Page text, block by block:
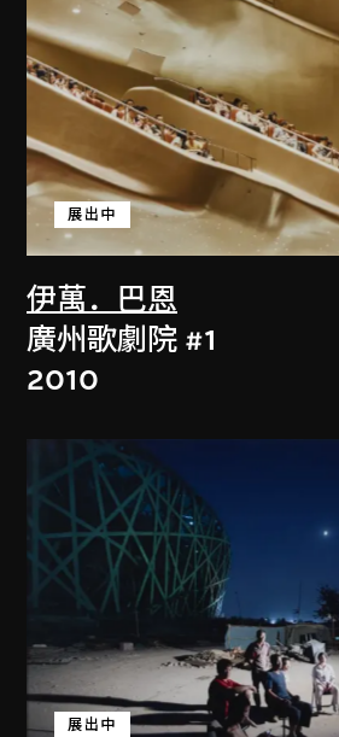
伊萬．巴恩
展出中
廣州歌劇院 #1
2010
展出中